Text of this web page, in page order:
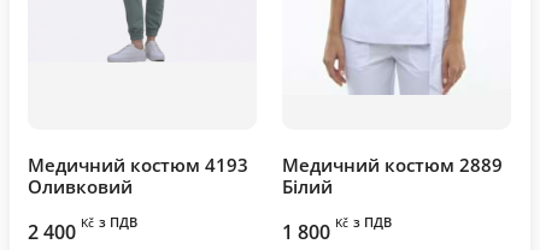
Медичний костюм 4193
Оливковий
2 400 Kč з ПДВ
Медичний костюм 2889
Білий
1 800 Kč з ПДВ